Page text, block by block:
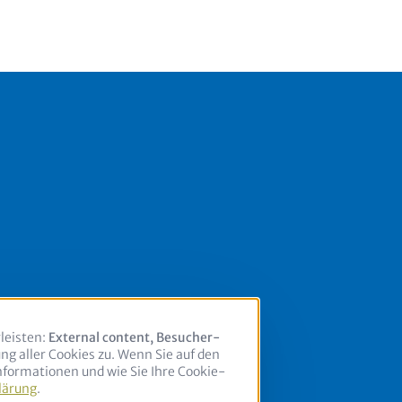
External content, Besucher-
aller Cookies zu. Wenn Sie auf den
und wie Sie Ihre Cookie-
.